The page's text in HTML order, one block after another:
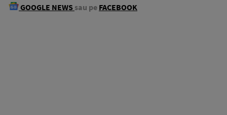
GOOGLE NEWS sau pe FACEBOOK